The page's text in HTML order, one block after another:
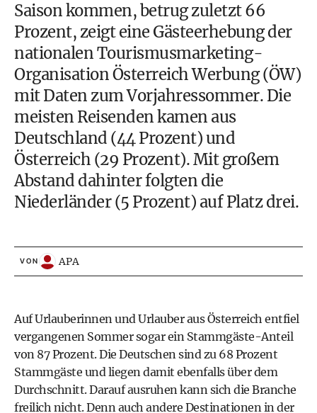
Saison kommen, betrug zuletzt 66
Prozent, zeigt eine Gästeerhebung der
nationalen Tourismusmarketing-
Organisation Österreich Werbung (ÖW)
mit Daten zum Vorjahressommer. Die
meisten Reisenden kamen aus
Deutschland (44 Prozent) und
Österreich (29 Prozent). Mit großem
Abstand dahinter folgten die
Niederländer (5 Prozent) auf Platz drei.
VON APA
Auf Urlauberinnen und Urlauber aus Österreich entfiel
vergangenen Sommer sogar ein Stammgäste-Anteil
von 87 Prozent. Die Deutschen sind zu 68 Prozent
Stammgäste und liegen damit ebenfalls über dem
Durchschnitt. Darauf ausruhen kann sich die Branche
freilich nicht. Denn auch andere Destinationen in der